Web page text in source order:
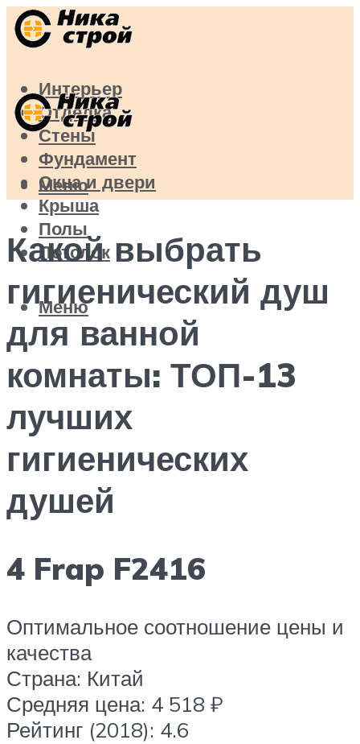
Интерьер
Отделка
Стены
Фундамент
Окна и двери
Крыша
Полы
Потолок
Меню
Меню
Какой выбрать
гигиенический душ
для ванной
комнаты: ТОП-13
лучших
гигиенических
душей
4 Frap F2416
Оптимальное соотношение цены и
качества
Страна: Китай
Средняя цена: 4 518 ₽
Рейтинг (2018): 4.6